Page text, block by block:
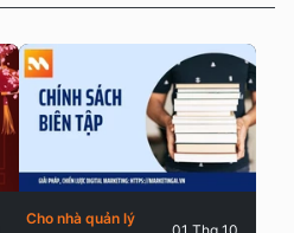
Cho nhà quản lý